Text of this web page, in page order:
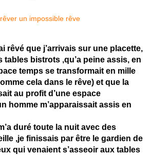
rêvé que j’arrivais sur une placette,
tables bistrots ,qu’a peine assis, en
temps se transformait en mille
cela dans le rêve) et que la
au profit d’une espace
homme m’apparaissait assis en
duré toute la nuit avec des
,je finissais par être le gardien de
qui venaient s’asseoir aux tables